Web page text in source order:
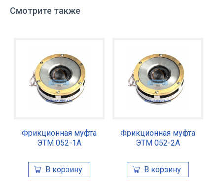
Смотрите также
Фрикционная муфта
ЭТМ 052-1А
Фрикционная муфта
ЭТМ 052-2А